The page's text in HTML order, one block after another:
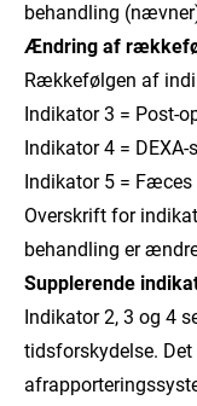
behandling
Ændring af
Rækkefølgen af
Indikator 3 = Post-
Indikator 4 =
Indikator 5 =
Overskrift for
behandling er
Supplerende
Indikator 2, 3 og 4
tidsforskydelse.